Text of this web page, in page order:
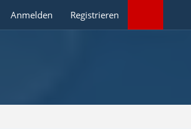
Anmelden Registrieren